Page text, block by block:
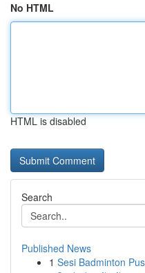
No HTML
HTML is disabled
Search
Published News
1 Sesi Badminton